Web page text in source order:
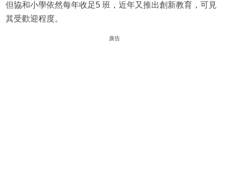
但協和小學依然每年收足5 班，近年又推出創新教育，可見
其受歡迎程度。
廣告